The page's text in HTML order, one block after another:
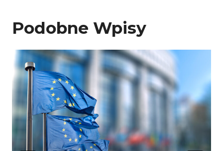
Podobne Wpisy